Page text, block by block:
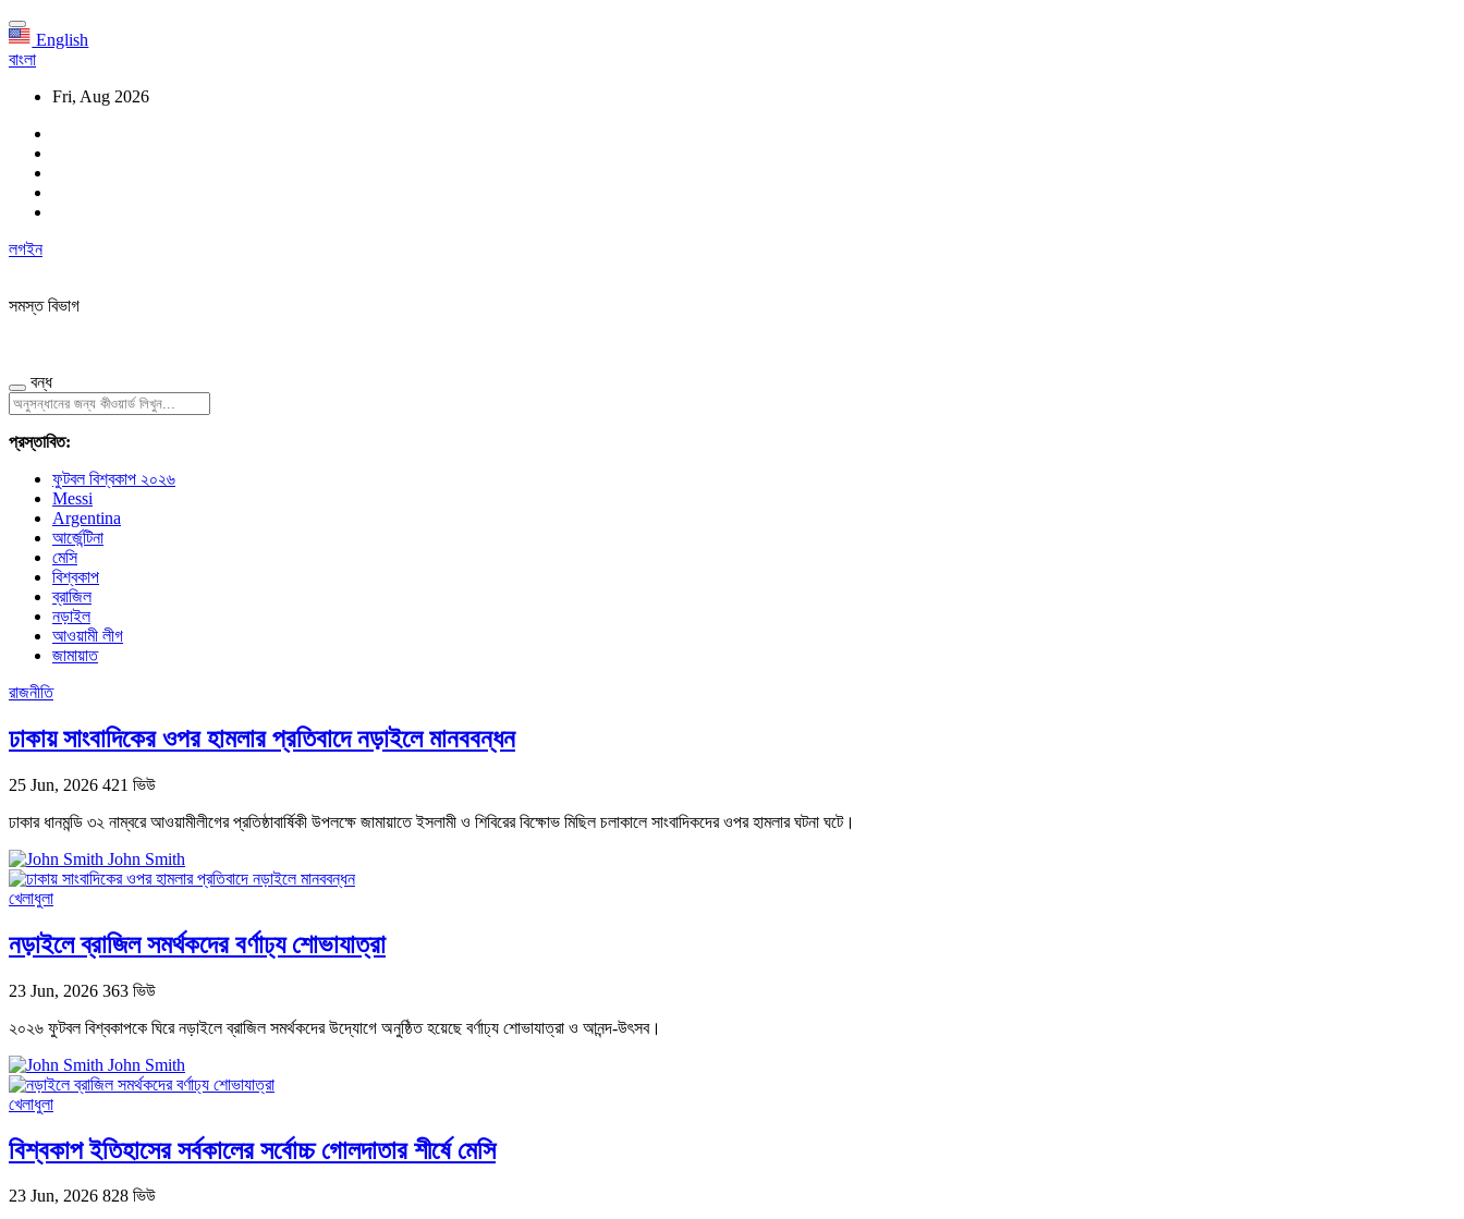
English
বাংলা
Fri, Aug 2026
লগইন
সমস্ত বিভাগ
বন্ধ
প্রস্তাবিত:
ফুটবল বিশ্বকাপ ২০২৬
Messi
Argentina
আর্জেন্টিনা
মেসি
বিশ্বকাপ
ব্রাজিল
নড়াইল
আওয়ামী লীগ
জামায়াত
রাজনীতি
ঢাকায় সাংবাদিকের ওপর হামলার প্রতিবাদে নড়াইলে মানববন্ধন
25 Jun, 2026 421 ভিউ
ঢাকার ধানমন্ডি ৩২ নাম্বরে আওয়ামীলীগের প্রতিষ্ঠাবার্ষিকী উপলক্ষে জামায়াতে ইসলামী ও শিবিরের বিক্ষোভ মিছিল চলাকালে সাংবাদিকদের ওপর হামলার ঘটনা ঘটে।
John Smith
খেলাধুলা
নড়াইলে ব্রাজিল সমর্থকদের বর্ণাঢ্য শোভাযাত্রা
23 Jun, 2026 363 ভিউ
২০২৬ ফুটবল বিশ্বকাপকে ঘিরে নড়াইলে ব্রাজিল সমর্থকদের উদ্যোগে অনুষ্ঠিত হয়েছে বর্ণাঢ্য শোভাযাত্রা ও আনন্দ-উৎসব।
John Smith
খেলাধুলা
বিশ্বকাপ ইতিহাসের সর্বকালের সর্বোচ্চ গোলদাতার শীর্ষে মেসি
23 Jun, 2026 828 ভিউ